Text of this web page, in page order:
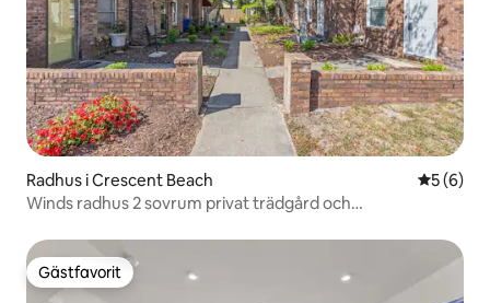
Radhus i Crescent Beach 5 av 5 i
5 (6)
Winds radhus 2 sovrum privat trädgård och
Gästfavorit
Gästfavorit